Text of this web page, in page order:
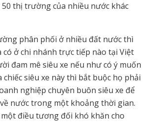
thị trường của nhiều nước khác
phân phối ở nhiều đất nước thì
có ở chi nhánh trực tiếp nào tại Việt
đam mê siêu xe nếu như có ý muốn
chiếc siêu xe này thì bắt buộc họ phải
nghiệp chuyên buôn siêu xe để
nước trong một khoảng thời gian.
điều tương đối khó khăn cho